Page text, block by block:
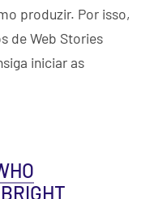
produzir. Por isso,
de Web Stories
iniciar as